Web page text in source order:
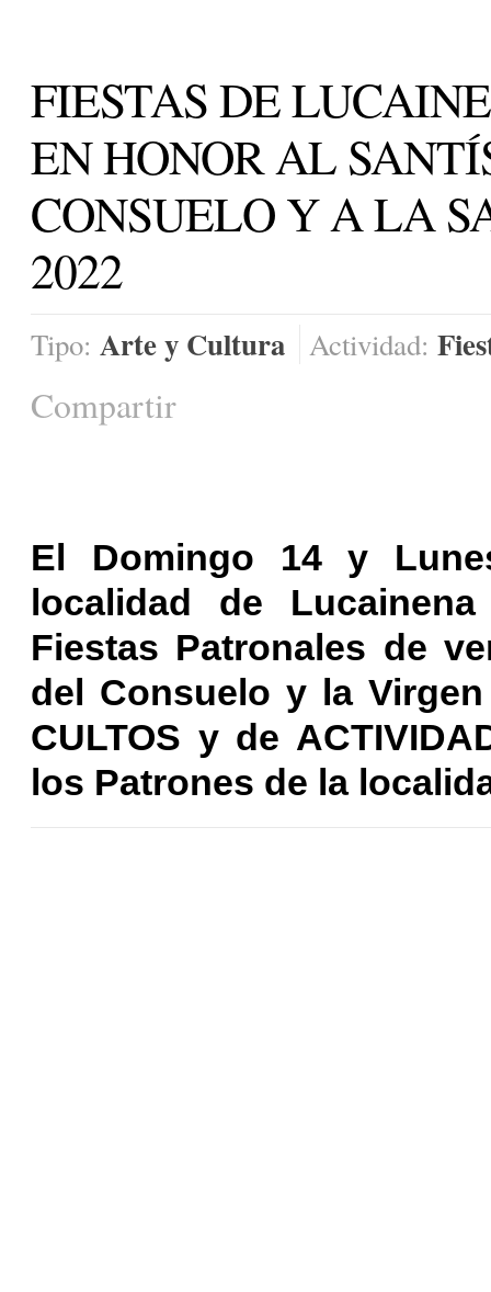
FIESTAS DE
EN HONOR AL
CONSUELO Y A LA
2022
Tipo: Arte y Cultura Actividad:
Compartir
El Domingo 14 y
localidad de
Fiestas Patronales de
del Consuelo y la
CULTOS y de
los Patrones de la